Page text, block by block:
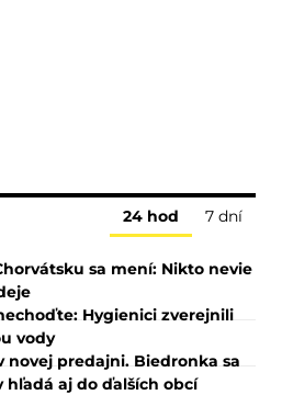
24 hod 7 dní
sa mení: Nikto nevie
Hygienici zverejnili
vody
novej predajni. Biedronka sa
hľadá aj do ďalších obcí